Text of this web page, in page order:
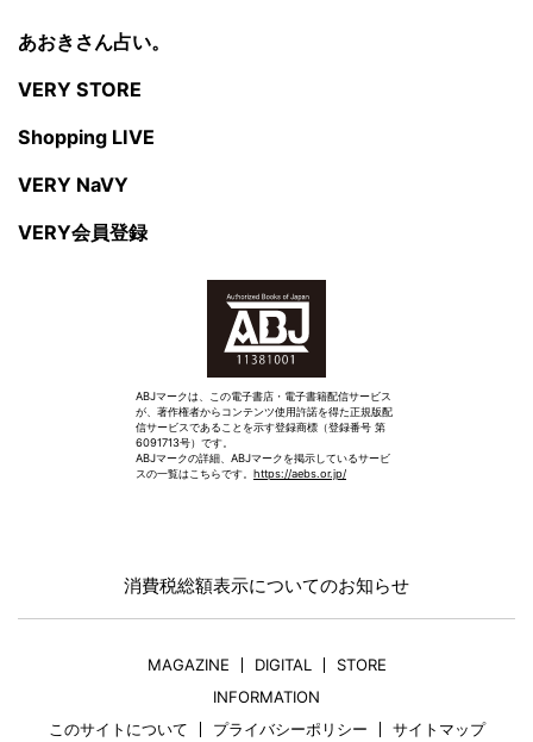
あおきさん占い。
VERY STORE
Shopping LIVE
VERY NaVY
VERY会員登録
ABJマークは、この電子書店・電子書籍配信サービス
が、著作権者からコンテンツ使用許諾を得た正規版配
信サービスであることを示す登録商標（登録番号 第
6091713号）です。
ABJマークの詳細、ABJマークを掲示しているサービ
スの一覧はこちらです。 https://aebs.or.jp/
消費税総額表示についてのお知らせ
MAGAZINE DIGITAL
STORE
INFORMATION
このサイトについて
プライバシーポリシー サイトマップ